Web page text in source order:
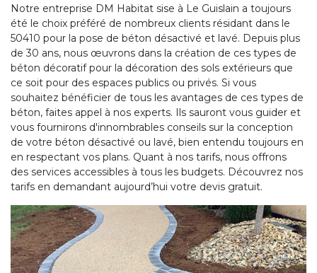
Notre entreprise DM Habitat sise à Le Guislain a toujours
été le choix préféré de nombreux clients résidant dans le
50410 pour la pose de béton désactivé et lavé. Depuis plus
de 30 ans, nous œuvrons dans la création de ces types de
béton décoratif pour la décoration des sols extérieurs que
ce soit pour des espaces publics ou privés. Si vous
souhaitez bénéficier de tous les avantages de ces types de
béton, faites appel à nos experts. Ils sauront vous guider et
vous fournirons d'innombrables conseils sur la conception
de votre béton désactivé ou lavé, bien entendu toujours en
en respectant vos plans. Quant à nos tarifs, nous offrons
des services accessibles à tous les budgets. Découvrez nos
tarifs en demandant aujourd’hui votre devis gratuit.